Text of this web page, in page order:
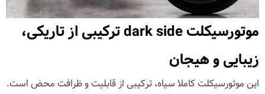
موتورسیکلت dark side ترکیبی از تاریکی،
زیبایی و هیجان
این موتورسیکلت کاملا سیاه، ترکیبی از قابلیت و ظرافت محض است.